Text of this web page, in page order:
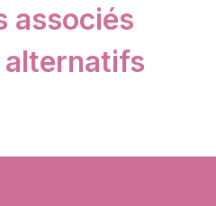
associés
alternatifs